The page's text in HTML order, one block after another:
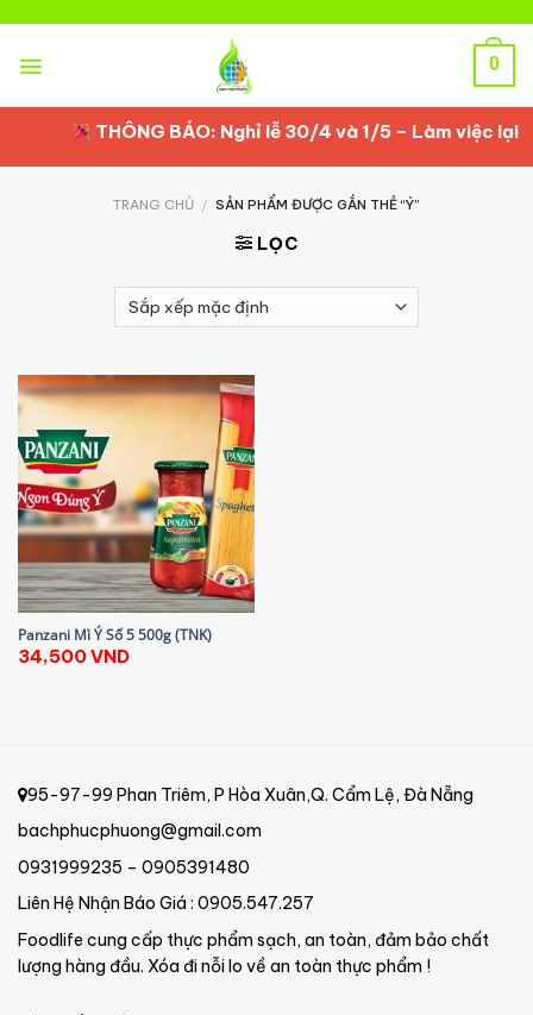
content
0
THÔNG BÁO: Nghỉ lễ 30/4 và 1/5 – Làm việc lại
TRANG CHỦ / SẢN PHẨM ĐƯỢC GẮN THẺ “Ý”
LỌC
Panzani Mì Ý Số 5 500g (TNK)
34,500VND
95-97-99 Phan Triêm, P Hòa Xuân,Q. Cẩm Lệ, Đà Nẵng
bachphucphuong@gmail.com
0931999235 – 0905391480
Liên Hệ Nhận Báo Giá : 0905.547.257
Foodlife cung cấp thực phẩm sạch, an toàn, đảm bảo chất
lượng hàng đầu. Xóa đi nỗi lo về an toàn thực phẩm !